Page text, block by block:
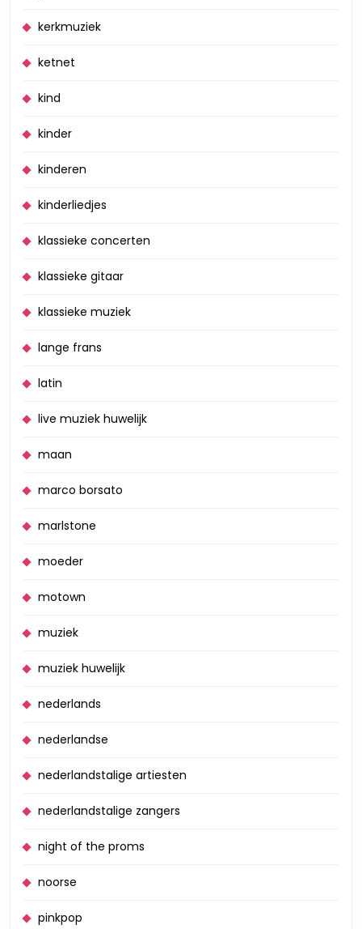
kerkmuziek
ketnet
kind
kinder
kinderen
kinderliedjes
klassieke concerten
klassieke gitaar
klassieke muziek
lange frans
latin
live muziek huwelijk
maan
marco borsato
marlstone
moeder
motown
muziek
muziek huwelijk
nederlands
nederlandse
nederlandstalige artiesten
nederlandstalige zangers
night of the proms
noorse
pinkpop